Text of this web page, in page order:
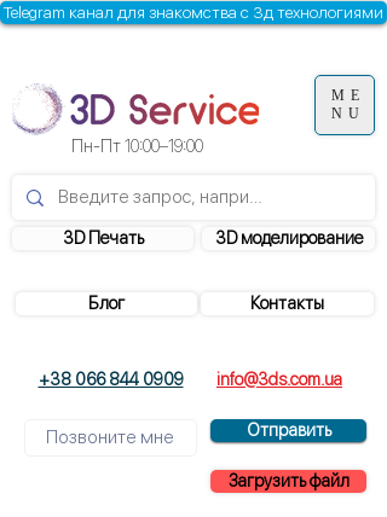
3D моделирование
Контакты
3D Печать
+38 066 844 0909 info@3ds.com.ua
Отправить
Загрузить файл
Блог
Пн-Пт10:00–19:00
Telegram канал для знакомства с 3д технологиями
ME
NU